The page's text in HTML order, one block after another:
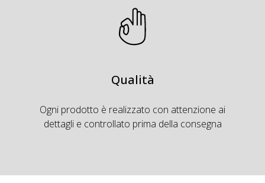
Qualità
Ogni prodotto è realizzato con attenzione ai
dettagli e controllato prima della consegna